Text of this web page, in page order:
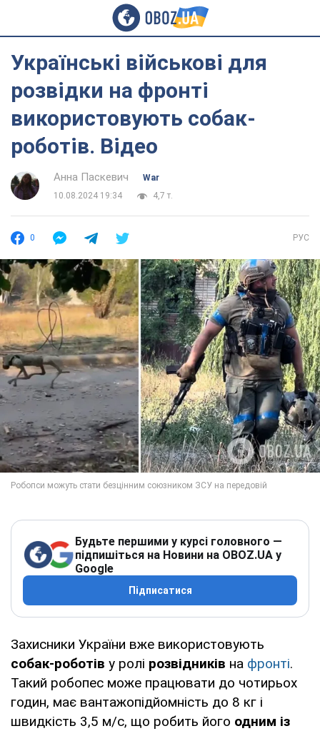
Українські військові для
розвідки на фронті
використовують собак-
роботів. Відео
Анна Паскевич
War
10.08.2024 19:34
4,7 т.
0 РУС
Будьте першими у курсі головного —
підпишіться на Новини на OBOZ.UA у
Google
Підписатися
Захисники України вже використовують
собак-роботів у ролі розвідників на фронті.
Такий робопес може працювати до чотирьох
годин, має вантажопідйомність до 8 кг і
швидкість 3,5 м/с, що робить його одним із